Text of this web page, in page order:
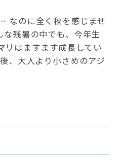
なのに全く秋を感じませ
残暑の中でも、今年生
リはますます成長してい
、大人より小さめのアジ